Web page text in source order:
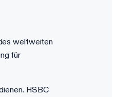
weltweiten
für
HSBC